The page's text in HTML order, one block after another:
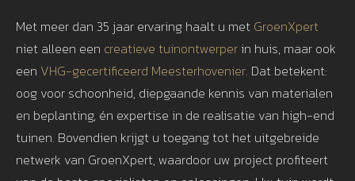
Met meer dan 35 jaar ervaring haalt u met GroenXpert
niet alleen een creatieve tuinontwerper in huis, maar ook
een VHG-gecertificeerd Meesterhovenier. Dat betekent:
oog voor schoonheid, diepgaande kennis van materialen
en beplanting, én expertise in de realisatie van high-end
tuinen. Bovendien krijgt u toegang tot het uitgebreide
netwerk van GroenXpert, waardoor uw project profiteert